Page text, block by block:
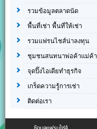
รวมข้อมูลตลาดนัด
พื้นที่เช่า พื้นที่ให้เช่า
รวมแฟรนไชส์น่าลงทุน
ชุมชนสนทนาพ่อค้าแม่ค้า
จุดปิ๊งไอเดียทำธุรกิจ
เกร็ดความรู้การเช่า
ติดต่อเรา